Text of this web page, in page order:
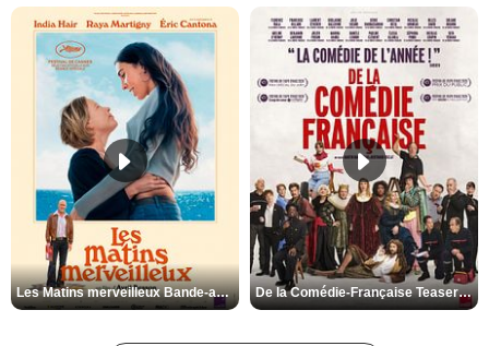
Les Matins merveilleux Bande-annonce VF De la Comédie-Française Teaser VF